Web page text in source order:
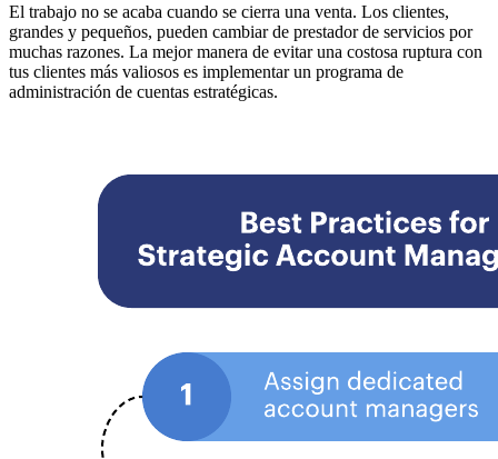
El trabajo no se acaba cuando se cierra una venta. Los clientes,
grandes y pequeños, pueden cambiar de prestador de servicios por
muchas razones. La mejor manera de evitar una costosa ruptura con
tus clientes más valiosos es implementar un programa de
administración de cuentas estratégicas.